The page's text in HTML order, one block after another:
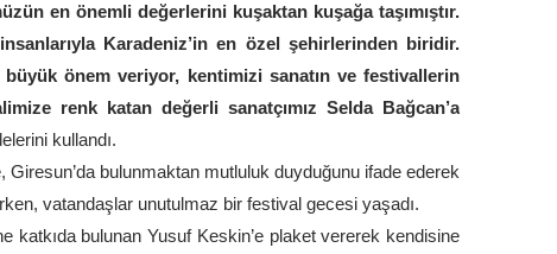
en önemli değerlerini kuşaktan kuşağa taşımıştır.
Karadeniz’in en özel şehirlerinden biridir.
önem veriyor, kentimizi sanatın ve festivallerin
renk katan değerli sanatçımız Selda Bağcan’a
kullandı.
bulunmaktan mutluluk duyduğunu ifade ederek
vatandaşlar unutulmaz bir festival gecesi yaşadı.
katkıda bulunan Yusuf Keskin’e plaket vererek kendisine